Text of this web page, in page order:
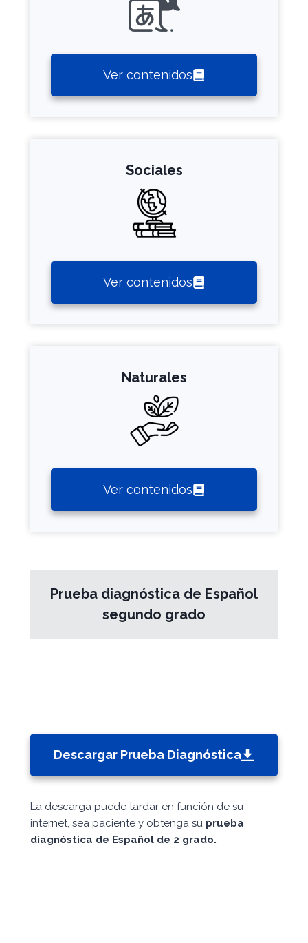
Ver contenidos
Sociales
Ver contenidos
Naturales
Ver contenidos
Prueba diagnóstica de Español
segundo grado
Descargar Prueba Diagnóstica
La descarga puede tardar en función de su
internet, sea paciente y obtenga su prueba
diagnóstica de Español de 2 grado.